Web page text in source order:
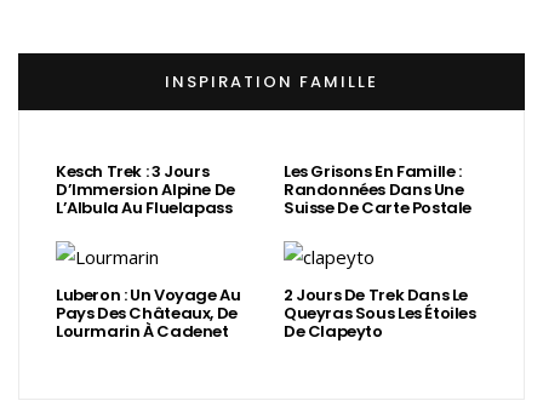
INSPIRATION FAMILLE
Kesch Trek : 3 Jours
D’Immersion Alpine De
L’Albula Au Fluelapass
Les Grisons En Famille :
Randonnées Dans Une
Suisse De Carte Postale
Luberon : Un Voyage Au
Pays Des Châteaux, De
Lourmarin À Cadenet
2 Jours De Trek Dans Le
Queyras Sous Les Étoiles
De Clapeyto